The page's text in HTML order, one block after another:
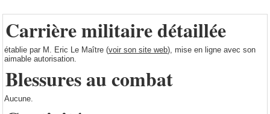
Carrière militaire détaillée
établie par M. Eric Le Maître (voir son site web), mise en ligne avec son
aimable autorisation.
Blessures au combat
Aucune.